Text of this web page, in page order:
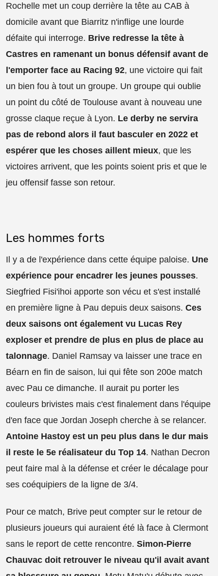
Rochelle met un coup derrière la tête au CAB à
domicile avant que Biarritz n'inflige une lourde
défaite qui interroge. Brive redresse la tête à
Castres en ramenant un bonus défensif avant de
l'emporter face au Racing 92, une victoire qui fait
un bien fou à tout un groupe. Un groupe qui oublie
un point du côté de Toulouse avant à nouveau une
grosse claque reçue à Lyon. Le derby ne servira
pas de rebond alors il faut basculer en 2022 et
espérer que les choses aillent mieux, que les
victoires arrivent, que les points soient pris et que le
jeu offensif fasse son retour.
Les hommes forts
Il y a de l'expérience dans cette équipe paloise. Une
expérience pour encadrer les jeunes pousses.
Siegfried Fisi'ihoi apporte son vécu et s'est installé
en première ligne à Pau depuis deux saisons. Ces
deux saisons ont également vu Lucas Rey
exploser et prendre de plus en plus de place au
talonnage. Daniel Ramsay va laisser une trace en
Béarn en fin de saison, lui qui fête son 200e match
avec Pau ce dimanche. Il aurait pu porter les
couleurs brivistes mais c'est finalement dans l'équipe
d'en face que Jordan Joseph cherche à se relancer.
Antoine Hastoy est un peu plus dans le dur mais
il reste le 5e réalisateur du Top 14. Nathan Decron
peut faire mal à la défense et créer le décalage pour
ses coéquipiers de la ligne de 3/4.
Pour ce match, Brive peut compter sur le retour de
plusieurs joueurs qui auraient été là face à Clermont
sans le report de cette rencontre. Simon-Pierre
Chauvac doit retrouver le niveau qu'il avait avant